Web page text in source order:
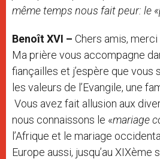
même temps nous fait peur: le
Benoît XVI – Chers amis,
Ma prière vous accompagne
fiançailles et j’espère que vous
les valeurs de l’Evangile, une
Vous avez fait allusion aux
nous connaissons le «mariage
l’Afrique et le mariage
Europe aussi, jusqu’au XIXème